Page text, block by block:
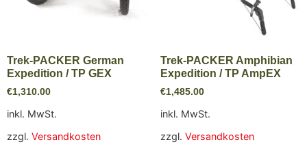
Trek-PACKER German
Expedition / TP GEX
€1,310.00
inkl. MwSt.
zzgl. Versandkosten
Trek-PACKER Amphibian
Expedition / TP AmpEX
€1,485.00
inkl. MwSt.
zzgl. Versandkosten